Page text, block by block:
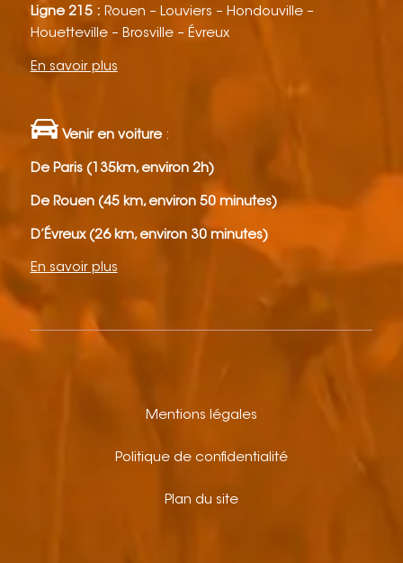
Ligne 215 : Rouen – Louviers – Hondouville –
Houetteville – Brosville – Évreux
En savoir plus
Venir en voiture:
De Paris (135km, environ 2h)
De Rouen (45 km, environ 50 minutes)
D’Évreux (26 km, environ 30 minutes)
En savoir plus
Mentions légales
Politique de confidentialité
Plan du site